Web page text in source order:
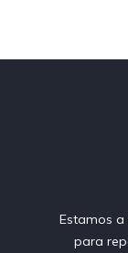
Estamos
para